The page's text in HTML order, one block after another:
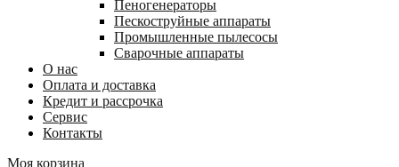
Пеногенераторы
Пескоструйные аппараты
Промышленные пылесосы
Сварочные аппараты
О нас
Оплата и доставка
Кредит и рассрочка
Сервис
Контакты
Моя корзина